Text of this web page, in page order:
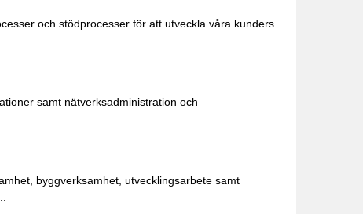
och stödprocesser för att utveckla våra kunders
samt nätverksadministration och
byggverksamhet, utvecklingsarbete samt